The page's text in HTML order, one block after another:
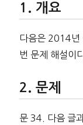
개요
다음은 2014년
번 문제 해설이
문제
문 34. 다음 글